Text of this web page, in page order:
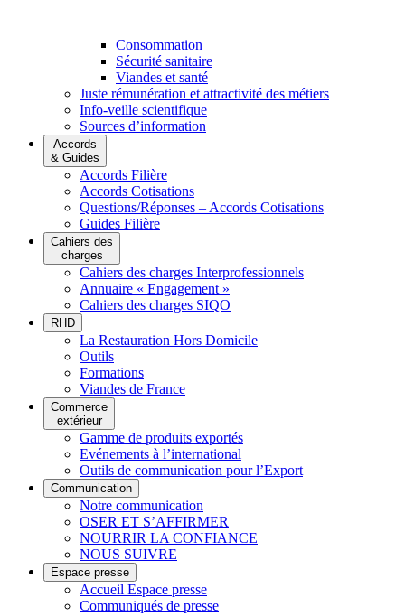
Consommation
Sécurité sanitaire
Viandes et santé
Juste rémunération et attractivité des métiers
Info-veille scientifique
Sources d’information
Accords
& Guides
Accords Filière
Accords Cotisations
Questions/Réponses – Accords Cotisations
Guides Filière
Cahiers des
charges
Cahiers des charges Interprofessionnels
Annuaire « Engagement »
Cahiers des charges SIQO
RHD
La Restauration Hors Domicile
Outils
Formations
Viandes de France
Commerce
extérieur
Gamme de produits exportés
Evénements à l’international
Outils de communication pour l’Export
Communication
Notre communication
OSER ET S’AFFIRMER
NOURRIR LA CONFIANCE
NOUS SUIVRE
Espace presse
Accueil Espace presse
Communiqués de presse